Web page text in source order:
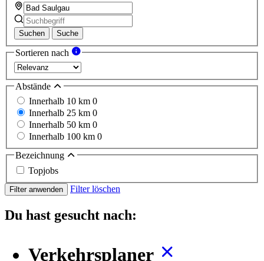
Suchen Suche
Sortieren nach
Abstände
Innerhalb 10 km 0
Innerhalb 25 km 0
Innerhalb 50 km 0
Innerhalb 100 km 0
Bezeichnung
Topjobs
Filter anwenden Filter löschen
Du hast gesucht nach:
Verkehrsplaner